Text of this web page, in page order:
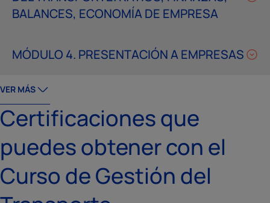
BALANCES, ECONOMÍA DE EMPRESA
MÓDULO 4. PRESENTACIÓN A EMPRESAS
VER MÁS
Certificaciones que
puedes obtener con el
Curso de Gestión del